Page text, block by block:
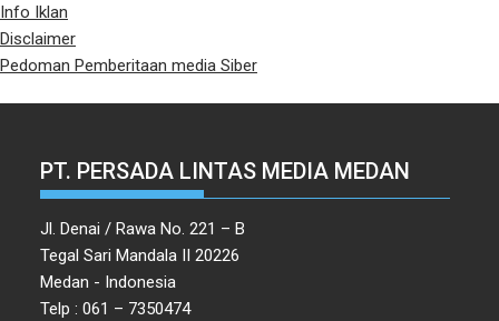
Info Iklan
Disclaimer
Pedoman Pemberitaan media Siber
PT. PERSADA LINTAS MEDIA MEDAN
Jl. Denai / Rawa No. 221 – B
Tegal Sari Mandala II 20226
Medan - Indonesia
Telp : 061 – 7350474